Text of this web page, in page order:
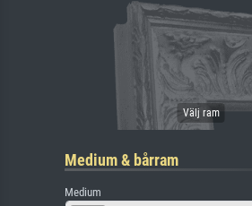
Medium & bårram
Medium